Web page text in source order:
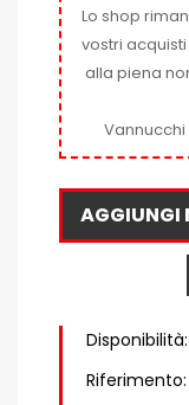
Lo shop
vostri
alla piena
AGGIUNGI
Disponibilità:
Riferimento: